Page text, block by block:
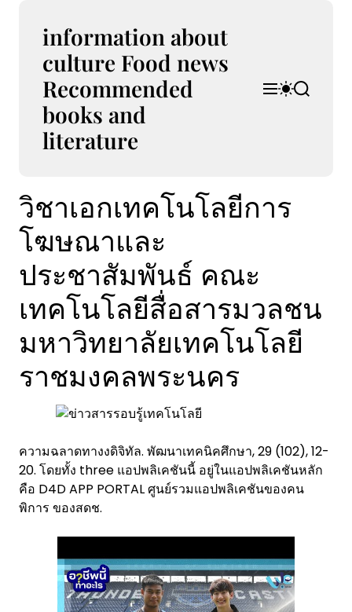
information about
culture Food news
Recommended
books and
literature
M S
w
l
e
S
e
วิชาเอกเทคโนโลยีการ
โฆษณาและ
ประชาสัมพันธ์ คณะ
เทคโนโลยีสื่อสารมวลชน
มหาวิทยาลัยเทคโนโลยี
ราชมงคลพระนคร
ความฉลาดทางงดิจิทัล. พัฒนาเทคนิคศึกษา, 29 (102), 12-
20. โดยทั้ง three แอปพลิเคชันนี้ อยู่ในแอปพลิเคชันหลัก
คือ D4D APP PORTAL ศูนย์รวมแอปพลิเคชันของคน
พิการ ของสดช.